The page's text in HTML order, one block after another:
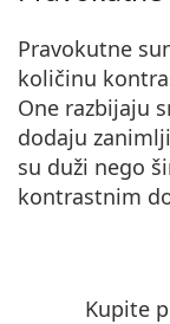
Pravokutne
količinu
One razbijaju
dodaju
su duži nego
kontrastnim
Kupite